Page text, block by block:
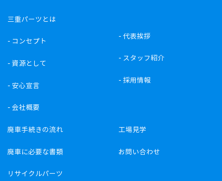
三重パーツとは
- コンセプト
- 資源として
- 安心宣言
- 会社概要
- 代表挨拶
- スタッフ紹介
- 採用情報
廃車手続きの流れ
廃車に必要な書類
リサイクルパーツ
工場見学
お問い合わせ